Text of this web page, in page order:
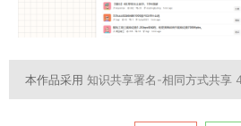
本作品采用 知识共享署名-相同方式共享